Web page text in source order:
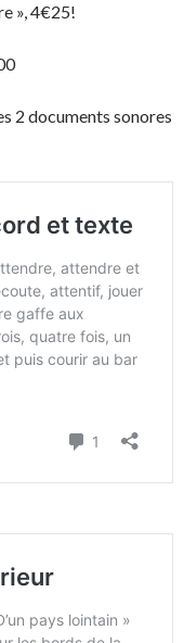
», 4€25!
2 documents sonores